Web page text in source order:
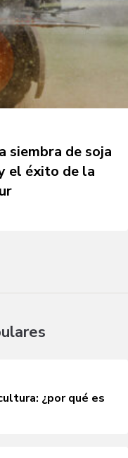
siembra de soja
el éxito de la
¿por qué es